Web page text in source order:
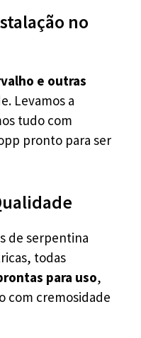
no
e outras
Levamos a
tudo com
pronto para ser
de serpentina
todas
para uso,
com cremosidade